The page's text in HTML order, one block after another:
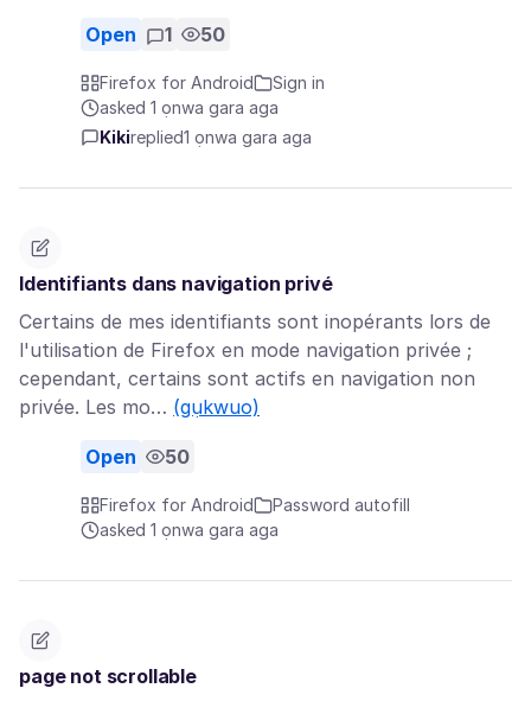
Open 1 50
Firefox for Android
Sign in
asked 1 ọnwa gara aga
Kikireplied1 ọnwa gara aga
Identifiants dans navigation privé
Certains de mes identifiants sont inopérants lors de
l'utilisation de Firefox en mode navigation privée ;
cependant, certains sont actifs en navigation non
privée. Les mo… (gụkwuo)
Open 50
Firefox for Android
Password autofill
asked 1 ọnwa gara aga
page not scrollable